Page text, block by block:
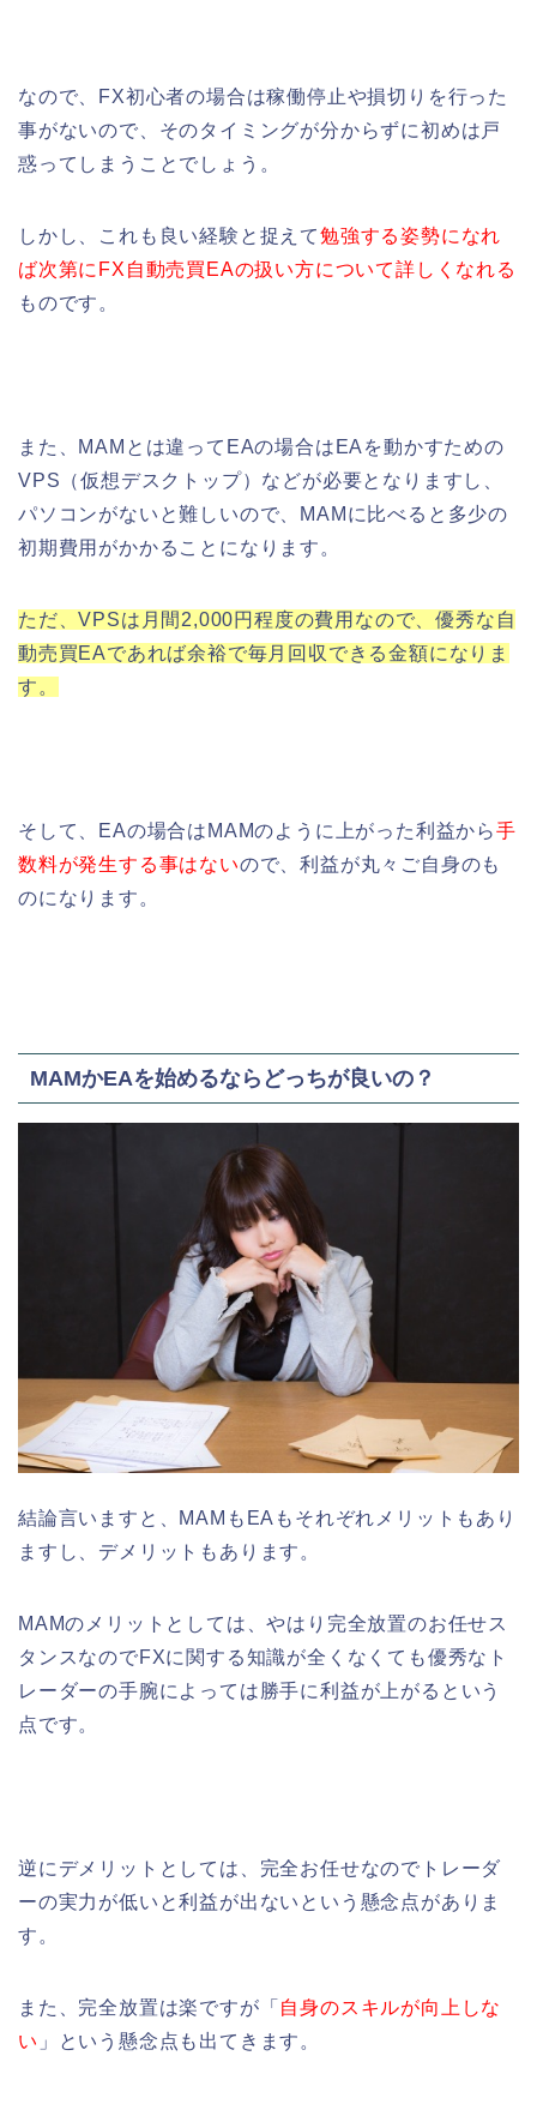
なので、FX初心者の場合は稼働停止や損切りを行った
事がないので、そのタイミングが分からずに初めは戸
惑ってしまうことでしょう。
しかし、これも良い経験と捉えて勉強する姿勢になれ
ば次第にFX自動売買EAの扱い方について詳しくなれる
ものです。
また、MAMとは違ってEAの場合はEAを動かすための
VPS（仮想デスクトップ）などが必要となりますし、
パソコンがないと難しいので、MAMに比べると多少の
初期費用がかかることになります。
ただ、VPSは月間2,000円程度の費用なので、優秀な自
動売買EAであれば余裕で毎月回収できる金額になりま
す。
そして、EAの場合はMAMのように上がった利益から手
数料が発生する事はないので、利益が丸々ご自身のも
のになります。
MAMかEAを始めるならどっちが良いの？
結論言いますと、MAMもEAもそれぞれメリットもあり
ますし、デメリットもあります。
MAMのメリットとしては、やはり完全放置のお任せス
タンスなのでFXに関する知識が全くなくても優秀なト
レーダーの手腕によっては勝手に利益が上がるという
点です。
逆にデメリットとしては、完全お任せなのでトレーダ
ーの実力が低いと利益が出ないという懸念点がありま
す。
また、完全放置は楽ですが「 自身のスキルが向上しな
い 」という懸念点も出てきます。